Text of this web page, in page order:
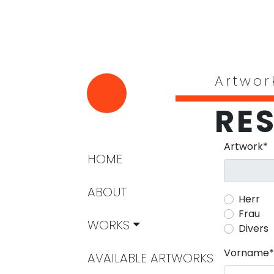
Pflichtfeld
Artwork*
Herr
Frau
Divers
Pflichtfeld
Vorname*
HOME
ABOUT
WORKS
AVAILABLE ARTWORKS